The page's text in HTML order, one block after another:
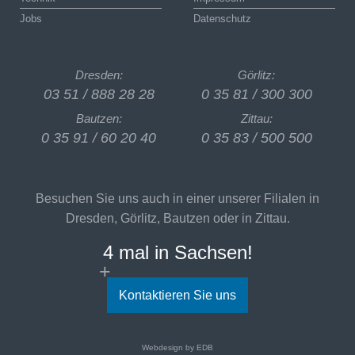
Seniorenumzug
Referenzen
Kontakt
Jobs
Datenschutz
Dresden:
03 51 / 888 28 28
Görlitz:
0 35 81 / 300 300
Bautzen:
0 35 91 / 60 20 40
Zittau:
0 35 83 / 500 500
Besuchen Sie uns auch in einer unserer Filialen in
Dresden, Görlitz, Bautzen oder in Zittau.
4 mal in Sachsen!
Kontaktieren Sie uns
Webdesign by EDB